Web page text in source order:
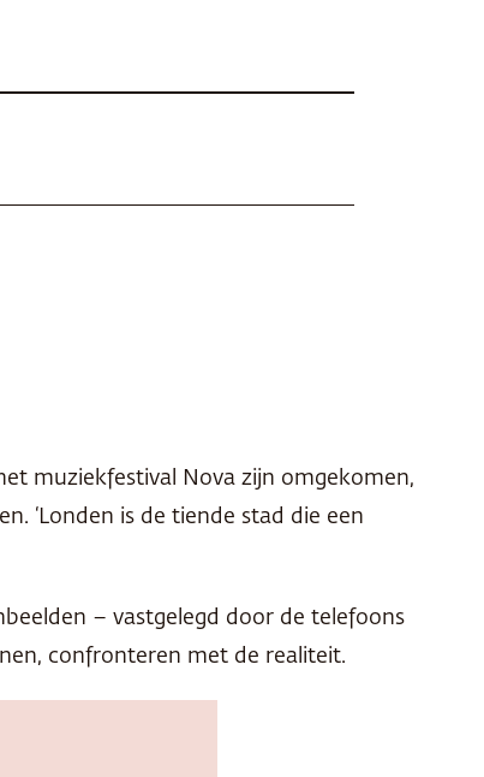
muziekfestival Nova zijn omgekomen,
‘Londen is de tiende stad die een
– vastgelegd door de telefoons
confronteren met de realiteit.